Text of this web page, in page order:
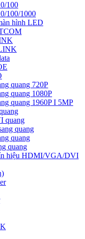
100
100/1000
hình LED
quang 720P
quang 1080P
quang 1960P I 5MP
quang
quang
quang
quang
hiệu HDMI/VGA/DVI